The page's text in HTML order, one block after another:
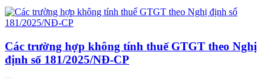
Các trường hợp không tính thuế GTGT theo Nghị
định số 181/2025/NĐ-CP